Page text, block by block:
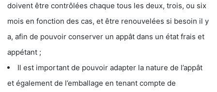
doivent être contrôlées chaque tous les deux, trois, ou six
mois en fonction des cas, et être renouvelées si besoin il y
a, afin de pouvoir conserver un appât dans un état frais et
appétant ;
Il est important de pouvoir adapter la nature de l’appât
et également de l’emballage en tenant compte de